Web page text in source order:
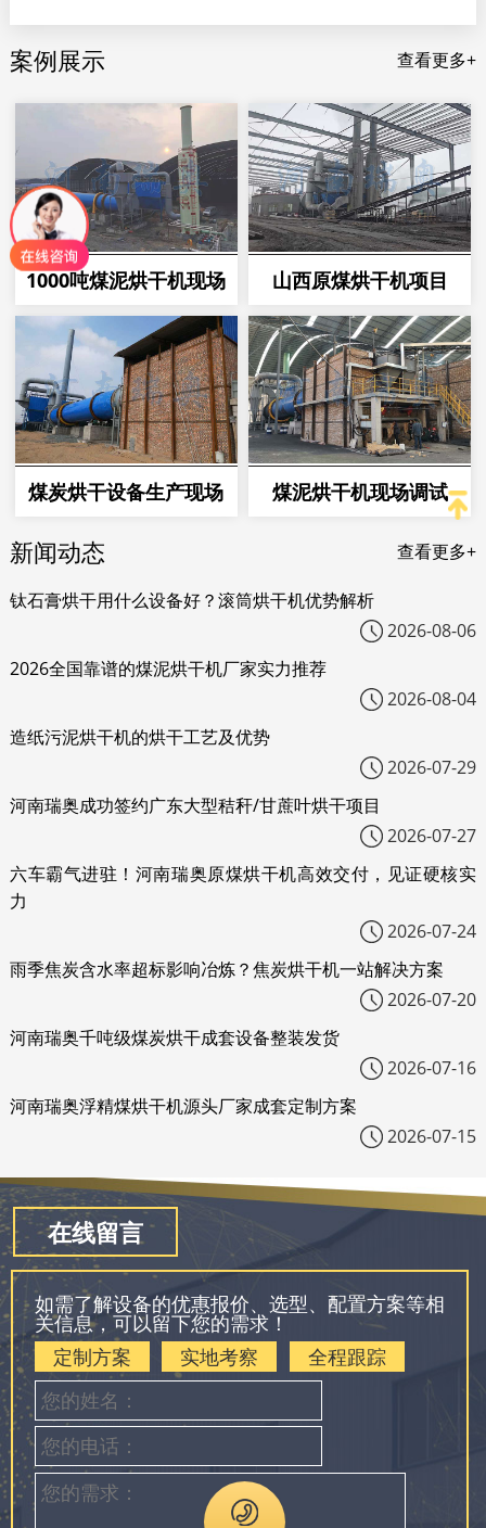
案例展示 查看更多+
1000吨煤泥烘干机现场 山西原煤烘干机项目
煤炭烘干设备生产现场 煤泥烘干机现场调试
新闻动态 查看更多+
钛石膏烘干用什么设备好？滚筒烘干机优势解析
2026-08-06
2026全国靠谱的煤泥烘干机厂家实力推荐
2026-08-04
造纸污泥烘干机的烘干工艺及优势
2026-07-29
河南瑞奥成功签约广东大型秸秆/甘蔗叶烘干项目
2026-07-27
六车霸气进驻！河南瑞奥原煤烘干机高效交付，见证硬核实
力
2026-07-24
雨季焦炭含水率超标影响冶炼？焦炭烘干机一站解决方案
2026-07-20
河南瑞奥千吨级煤炭烘干成套设备整装发货
2026-07-16
河南瑞奥浮精煤烘干机源头厂家成套定制方案
2026-07-15
在线留言
如需了解设备的优惠报价、选型、配置方案等相
关信息，可以留下您的需求！
定制方案
实地考察 全程跟踪